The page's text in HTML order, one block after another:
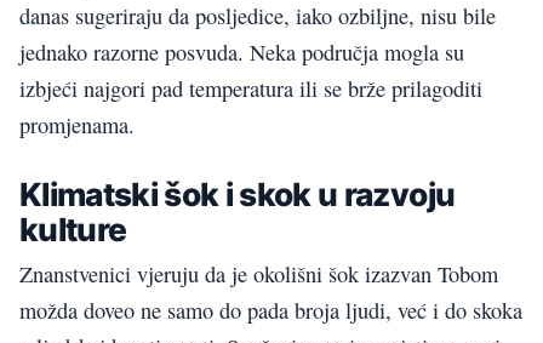
danas sugeriraju da posljedice, iako ozbiljne, nisu bile
jednako razorne posvuda. Neka područja mogla su
izbjeći najgori pad temperatura ili se brže prilagoditi
promjenama.
Klimatski šok i skok u razvoju
kulture
Znanstvenici vjeruju da je okolišni šok izazvan Tobom
možda doveo ne samo do pada broja ljudi, već i do skoka